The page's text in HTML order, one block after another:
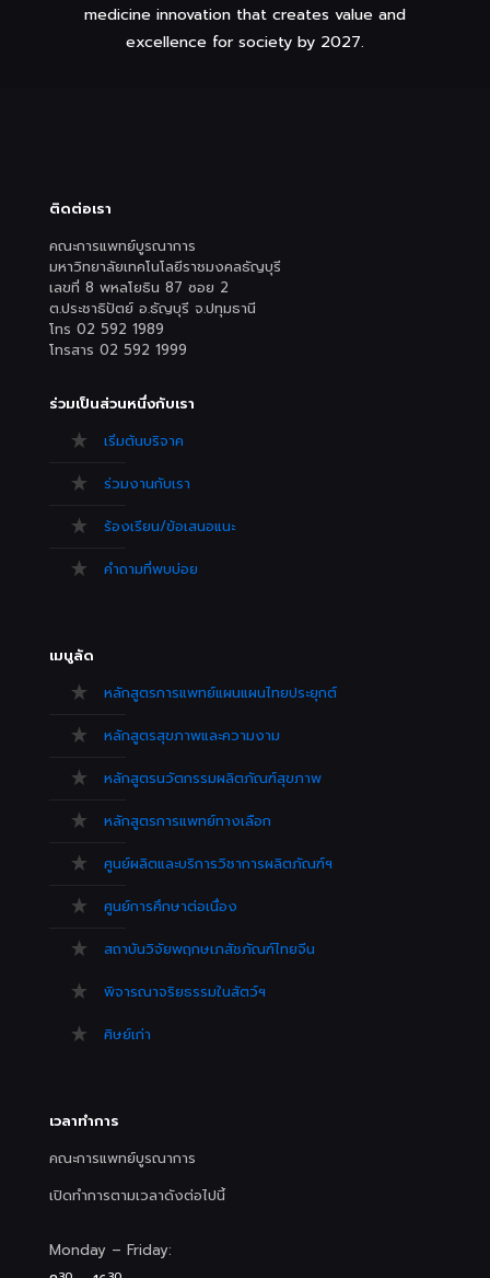
medicine innovation that creates value and
excellence for society by 2027.
ติดต่อเรา
คณะการแพทย์บูรณาการ
มหาวิทยาลัยเทคโนโลยีราชมงคลธัญบุรี
เลขที่ 8 พหลโยธิน 87 ซอย 2
ต.ประชาธิปัตย์ อ.ธัญบุรี จ.ปทุมธานี
โทร 02 592 1989
โทรสาร 02 592 1999
ร่วมเป็นส่วนหนึ่งกับเรา
เริ่มต้นบริจาค
ร่วมงานกับเรา
ร้องเรียน/ข้อเสนอแนะ
คำถามที่พบบ่อย
เมนูลัด
หลักสูตรการแพทย์แผนแผนไทยประยุกต์
หลักสูตรสุขภาพและความงาม
หลักสูตรนวัตกรรมผลิตภัณฑ์สุขภาพ
หลักสูตรการแพทย์ทางเลือก
ศูนย์ผลิตและบริการวิชาการผลิตภัณฑ์ฯ
ศูนย์การศึกษาต่อเนื่อง
สถาบันวิจัยพฤกษเภสัชภัณฑ์ไทยจีน
พิจารณาจริยธรรมในสัตว์ฯ
ศิษย์เก่า
เวลาทำการ
คณะการแพทย์บูรณาการ
เปิดทำการตามเวลาดังต่อไปนี้
Monday – Friday: